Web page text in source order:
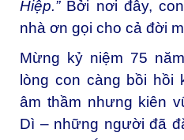
Hiệp.”Bởi nơi đây,
nhà ơn gọi cho cả đời
Mừng kỷ niệm 75
lòng con càng bồi hồi
âm thầm nhưng kiên
Dì – những người đã